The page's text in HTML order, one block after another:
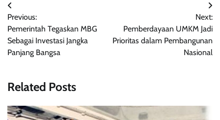
Navigasi
pos
Previous:
Pemerintah Tegaskan MBG
Sebagai Investasi Jangka
Panjang Bangsa
Next:
Pemberdayaan UMKM Jadi
Prioritas dalam Pembangunan
Nasional
Related Posts